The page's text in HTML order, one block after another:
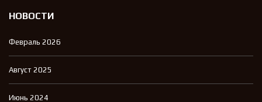
НОВОСТИ
Февраль 2026
Август 2025
Июнь 2024